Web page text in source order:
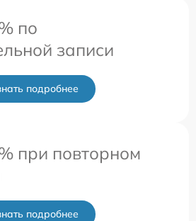
по
записи
подробнее
при повторном
подробнее